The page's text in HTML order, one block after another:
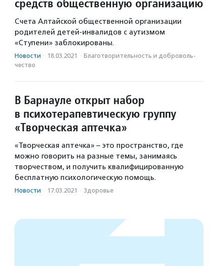
средств общественную организацию
Счета Алтайской общественной организации
родителей детей-инвалидов с аутизмом
«Ступени» заблокированы.
Новости · 18.03.2021 · Благотвори­тель­ность и доброволь­
чест­во
В Барнауле открыт набор
в психотерапевтическую группу
«Творческая аптечка»
«Творческая аптечка» – это пространство, где
можно говорить на разные темы, занимаясь
творчеством, и получить квалифицированную
бесплатную психологическую помощь.
Новости · 17.03.2021 · Здоровье